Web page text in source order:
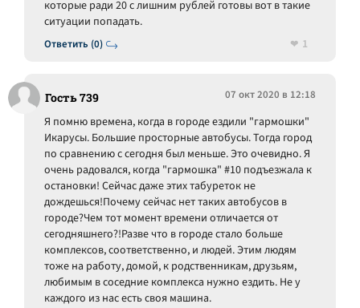
Ответить (0)
которые ради 20 с лишним рублей готовы вот в такие
ситуации попадать.
1
Гость 739 07 окт 2020 в 12:18
Я помню времена, когда в городе ездили "гармошки"
Икарусы. Большие просторные автобусы. Тогда город
по сравнению с сегодня был меньше. Это очевидно. Я
очень радовался, когда "гармошка" #10 подъезжала к
остановки! Сейчас даже этих табуреток не
дождешься!Почему сейчас нет таких автобусов в
городе?Чем тот момент времени отличается от
сегодняшнего?!Разве что в городе стало больше
комплексов, соответственно, и людей. Этим людям
тоже на работу, домой, к родственникам, друзьям,
любимым в соседние комплекса нужно ездить. Не у
каждого из нас есть своя машина.